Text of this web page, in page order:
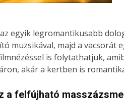
egyik legromantikusabb
muzsikával, majd a vacsorát
is folytathatjuk,
akár a kertben is
a felfújható